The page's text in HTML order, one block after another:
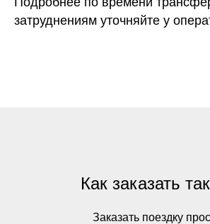
затруднениям уточняйте у
Как заказать
Заказать поездку